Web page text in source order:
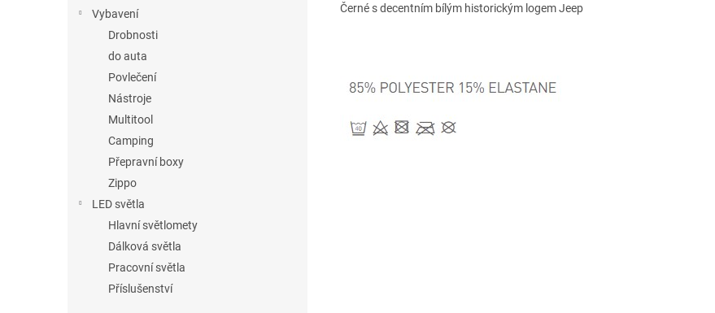
Vybavení
Drobnosti
do auta
Povlečení
Nástroje
Multitool
Camping
Přepravní boxy
Zippo
LED světla
Hlavní světlomety
Dálková světla
Pracovní světla
Příslušenství
Černé s decentním bílým historickým logem Jeep